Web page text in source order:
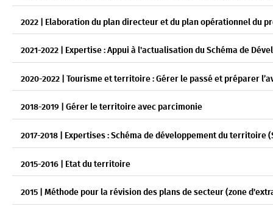
2022 | Elaboration du plan directeur et du plan opérationnel du
2021-2022 | Expertise : Appui à l'actualisation du Schéma de
2020-2022 | Tourisme et territoire : Gérer le passé et préparer
2018-2019 | Gérer le territoire avec parcimonie
2017-2018 | Expertises : Schéma de développement du territoire
2015-2016 | Etat du territoire
2015 | Méthode pour la révision des plans de secteur (zone